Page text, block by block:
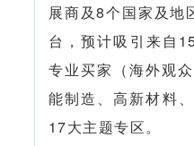
展商及8个国家及地
台，预计吸引来自
专业买家（海外观
能制造、高新材料
17大主题专区。